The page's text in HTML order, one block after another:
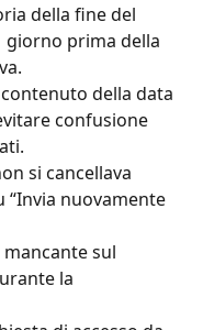
della fine del
giorno prima della
della data
confusione
si cancellava
“Invia nuovamente
sul
la